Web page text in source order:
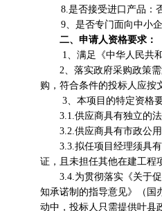
8.是否接受进口产品：
9、是否专门面向中小
二、申请人资格要求：
1、满足《中华人民共
2、 落实政府采购政策
购，符合条件的投标人应按
3、本项目的特定资格
3.1.供应商具有独立的
3.2.供应商具有市政公
3.3.拟任项目经理须具
证，且未担任其他在建工程
3.4.为贯彻落实《关于
知承诺制的指导意见》（国
动中，投标人只需提供叶县